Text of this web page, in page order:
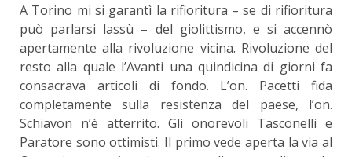
A Torino mi si garantì la rifioritura – se di rifioritura
può parlarsi lassù – del giolittismo, e si accennò
apertamente alla rivoluzione vicina. Rivoluzione del
resto alla quale l’Avanti una quindicina di giorni fa
consacrava articoli di fondo. L’on. Pacetti fida
completamente sulla resistenza del paese, l’on.
Schiavon n’è atterrito. Gli onorevoli Tasconelli e
Paratore sono ottimisti. Il primo vede aperta la via al